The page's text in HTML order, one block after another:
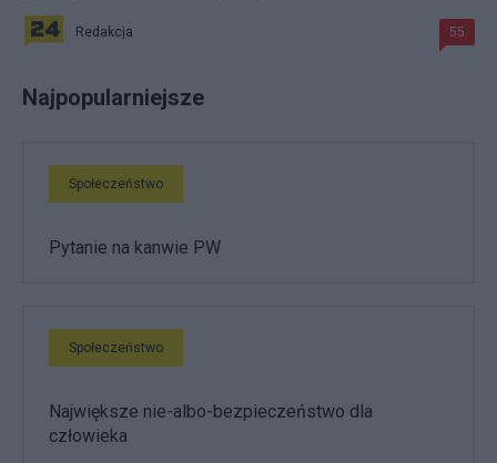
Redakcja 55
Najpopularniejsze
Społeczeństwo
Pytanie na kanwie PW
Społeczeństwo
Największe nie-albo-bezpieczeństwo dla
człowieka